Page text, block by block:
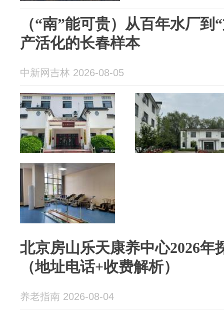
（“南”能可贵）从百年水厂
产活化的长春样本
中新网吉林 2026-08-05
北京房山乐天康养中心2026年
（地址电话+收费解析）
养老指南 2026-08-04